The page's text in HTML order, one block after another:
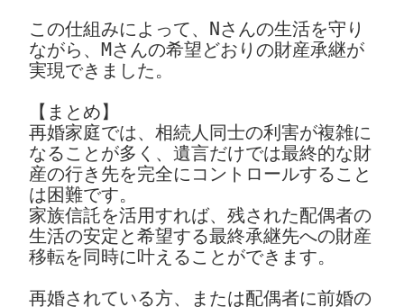
この仕組みによって、Nさんの生活を守り
ながら、Mさんの希望どおりの財産承継が
実現できました。
【まとめ】
再婚家庭では、相続人同士の利害が複雑に
なることが多く、遺言だけでは最終的な財
産の行き先を完全にコントロールすること
は困難です。
家族信託を活用すれば、残された配偶者の
生活の安定と希望する最終承継先への財産
移転を同時に叶えることができます。
再婚されている方、または配偶者に前婚の